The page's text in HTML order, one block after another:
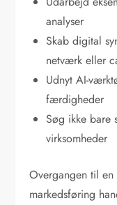
analyser
Skab digital
netværk eller
Udnyt AI-
færdigheder
Søg ikke
virksomheder
Overgangen til
markedsføring